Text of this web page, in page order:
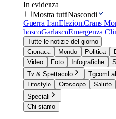
In evidenza
Mostra tuttiNascondi
Guerra IranElezioniCrans
boscoGarlascoEmergenza
Tutte le notizie del giorno
Cronaca
Mondo Politica
Video
Foto Infografiche
Tv & Spettacolo
Lifestyle
Oroscopo Salute
Speciali
Chi siamo